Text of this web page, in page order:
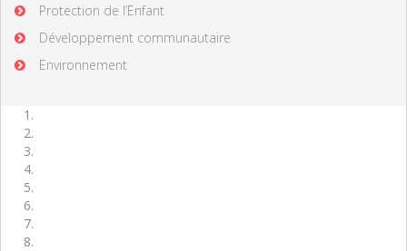
Protection de l’Enfant
Développement communautaire
Environnement